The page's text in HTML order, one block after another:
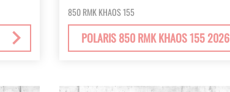
850 RMK KHAOS 155
POLARIS 850 RMK KHAOS 155 2026